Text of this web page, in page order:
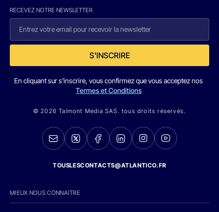
RECEVEZ NOTRE NEWSLETTER
S'INSCRIRE
En cliquant sur s'inscrire, vous confirmez que vous acceptez nos
Termes et Conditions
© 2026 Talmont Media SAS. tous droits réservés.
TOUSLESCONTACTS@ATLANTICO.FR
MIEUX NOUS CONNAITRE